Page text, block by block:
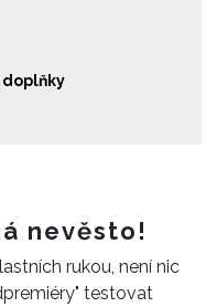
doplňky
nevěsto!
rukou, není nic
testovat